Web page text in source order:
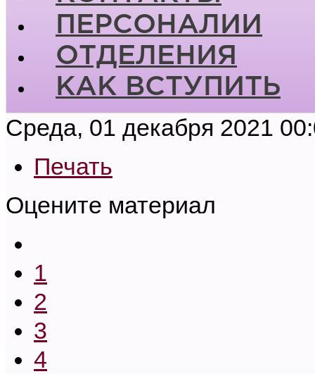
ПЕРСОНАЛИИ
ОТДЕЛЕНИЯ
КАК ВСТУПИТЬ
Среда, 01 декабря 2021
Печать
Оцените материал
1
2
3
4